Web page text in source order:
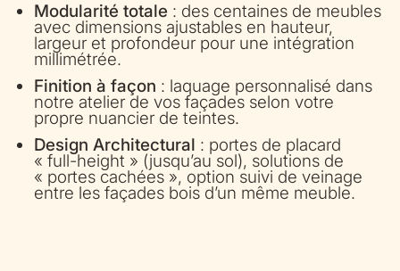
Modularité totale : des centaines de meubles
avec dimensions ajustables en hauteur,
largeur et profondeur pour une intégration
millimétrée.
Finition à façon : laquage personnalisé dans
notre atelier de vos façades selon votre
propre nuancier de teintes.
Design Architectural : portes de placard
« full-height » (jusqu’au sol), solutions de
« portes cachées », option suivi de veinage
entre les façades bois d’un même meuble.